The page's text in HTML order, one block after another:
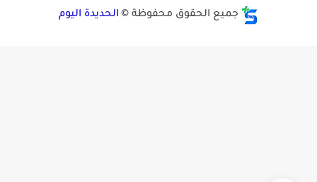
جميع الحقوق محفوظة © الحديدة اليوم